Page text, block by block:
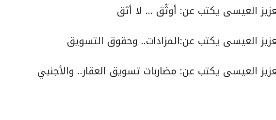
العيسى يكتب عن: أوثّق … لا أثق
العيسى يكتب عن:المزادات.. وحقوق التسويق
العيسى يكتب عن: مضاربات تسويق العقار.. والأجنبي